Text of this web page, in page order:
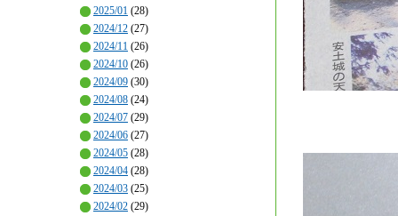
2025/01 (28)
2024/12 (27)
2024/11 (26)
2024/10 (26)
2024/09 (30)
2024/08 (24)
2024/07 (29)
2024/06 (27)
2024/05 (28)
2024/04 (28)
2024/03 (25)
2024/02 (29)